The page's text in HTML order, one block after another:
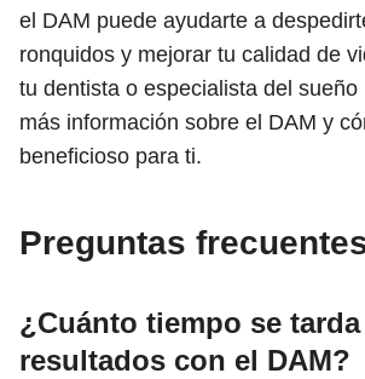
el DAM puede ayudarte a
ronquidos y mejorar tu calidad de
tu dentista o especialista del sueño
más información sobre el DAM y
beneficioso para ti.
Preguntas
¿Cuánto tiempo se
resultados con el DAM?